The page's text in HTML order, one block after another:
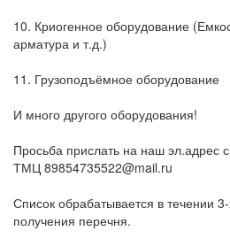
10. Криогенное оборудование
арматура и т.д.)
11. Грузоподъёмное оборудование
И много другого оборудования!
Просьба прислать на наш эл.адрес
ТМЦ 89854735522@mail.ru
Список обрабатывается в течении
получения перечня.